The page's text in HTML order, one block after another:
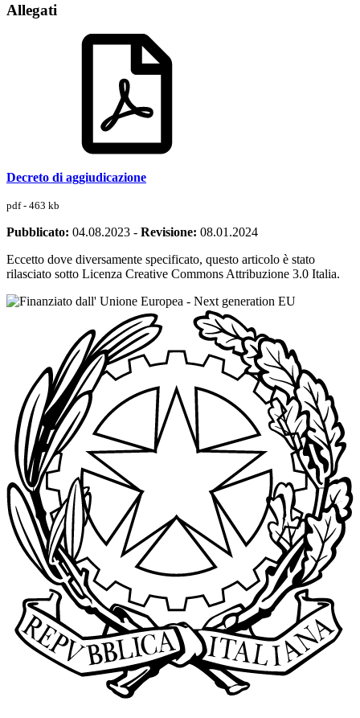
Allegati
Decreto di aggiudicazione
pdf - 463 kb
Pubblicato: 04.08.2023 - Revisione: 08.01.2024
Eccetto dove diversamente specificato, questo articolo è stato
rilasciato sotto Licenza Creative Commons Attribuzione 3.0 Italia.